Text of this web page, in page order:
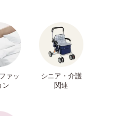
ァッ
ン
シニア・介護
関連